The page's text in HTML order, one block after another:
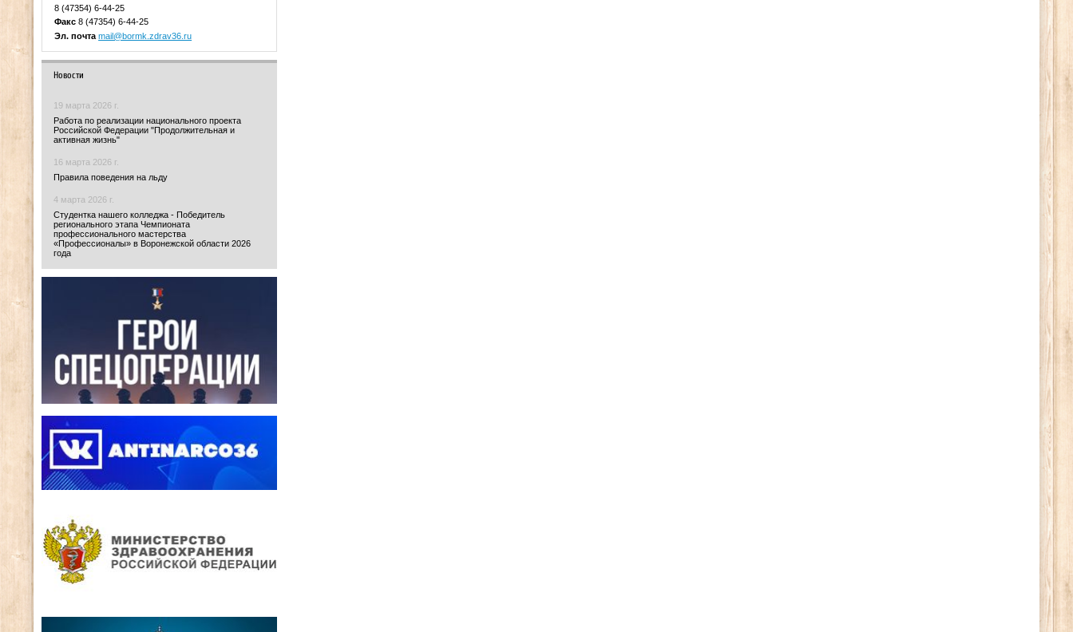
8 (47354) 6-44-25
Факс 8 (47354) 6-44-25
Эл. почта mail@bormk.zdrav36.ru
Новости
19 марта 2026 г.
Работа по реализации национального проекта
Российской Федерации "Продолжительная и
активная жизнь"
16 марта 2026 г.
Правила поведения на льду
4 марта 2026 г.
Студентка нашего колледжа - Победитель
регионального этапа Чемпионата
профессионального мастерства
«Профессионалы» в Воронежской области 2026
года